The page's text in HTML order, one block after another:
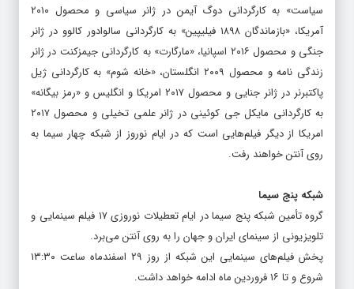
سانتیاگو میتر در ژانر سیاسی و حادثه‌ای و محصول ۲۰۱۷ آرژانتین، «بازی
سیاست» به کارگردانی دوگ آیمن در ژانر سیاسی و محصول ۲۰۱۰
آمریکا، «بازماندگان ۱۸۹۸ فیلیپین» به کارگردانی سالوادور کالوو در ژانر
جنگی و محصول ۲۰۱۶ اسپانیا، «مارگارت» به کارگردانی جیمزکنت در ژانر
زندگی نامه و محصول ۲۰۰۹ انگلستان، «خانه شوم» به کارگردانی ژیل
پاکتبرنر در ژانر جنایی و محصول ۲۰۱۷ امریکا و انگلیس و «رمز بیگانه»
به کارگردانی مایکل جی کوئینی در ژانر علمی تخیلی و محصول ۲۰۱۷
امریکا از دیگر فیلم‌هایی است که در ایام نوروز از شبکه چهار سیما به
شبکه پنج سیما
گروه تأمین شبکه پنج سیما در ایام تعطیلات نوروزی ۱۷ فیلم سینمایی و
تلویزیونی از سینمای ایران و جهان را به روی آنتن می‌برد.